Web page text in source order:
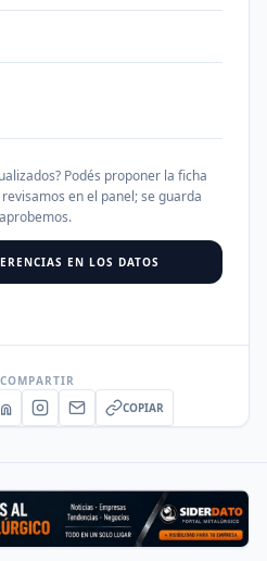
Podés proponer la ficha
en el panel; se guarda
EN LOS DATOS
COMPARTIR
COPIAR